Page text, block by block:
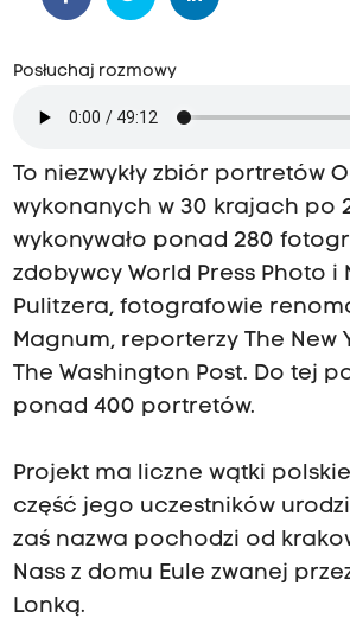
Posłuchaj rozmowy
To niezwykły zbiór portretów
wykonanych w 30 krajach po
wykonywało ponad 280
zdobywcy World Press Photo i
Pulitzera, fotografowie
Magnum, reporterzy The New
The Washington Post. Do tej
ponad 400 portretów.
Projekt ma liczne wątki
część jego uczestników
zaś nazwa pochodzi od
Nass z domu Eule zwanej
Lonką.